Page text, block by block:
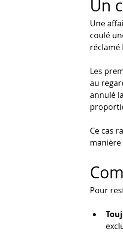
Un
Une
coulé
réclamé
Les
au
annulé
Ce cas
manière
Pour